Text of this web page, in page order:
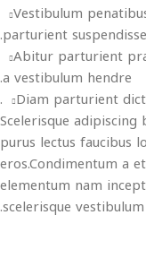
Vestibulum
parturient suspendisse.
Abitur parturient
a vestibulum hendre.
Diam parturient
Scelerisque
purus lectus faucibus
eros.Condimentum a
elementum nam
scelerisque